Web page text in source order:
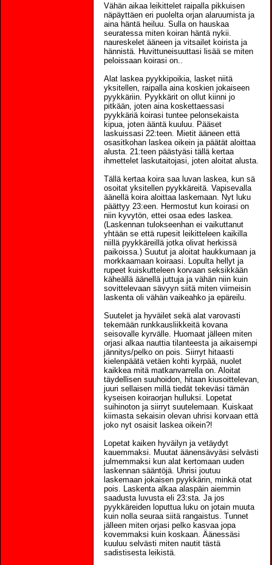
Vähän aikaa leikittelet raipalla pikkuisen
näpäyttäen eri puolelta orjan alaruumista ja
aina häntä heiluu. Sulla on hauskaa
seuratessa miten koiran häntä nykii.
naureskelet ääneen ja vitsailet koirista ja
hännistä. Huvittuneisuuttasi lisää se miten
peloissaan koirasi on..
Alat laskea pyykkipoikia, lasket niitä
yksitellen, raipalla aina koskien jokaiseen
pyykkäriin. Pyykkärit on ollut kiinni jo
pitkään, joten aina koskettaessasi
pyykkäriä koirasi tuntee pelonsekaista
kipua, joten ääntä kuuluu. Pääset
laskuissasi 22:teen. Mietit ääneen että
osasitkohan laskea oikein ja päätät aloittaa
alusta. 21:teen päästyäsi tällä kertaa
ihmettelet laskutaitojasi, joten aloitat alusta.
Tällä kertaa koira saa luvan laskea, kun sä
osoitat yksitellen pyykkäreitä. Vapisevalla
äänellä koira aloittaa laskemaan. Nyt luku
päättyy 23:een. Hermostut kun koirasi on
niin kyvytön, ettei osaa edes laskea.
(Laskennan tulokseenhan ei vaikuttanut
yhtään se että rupesit leikitteleen kaikilla
niillä pyykkäreillä jotka olivat herkissä
paikoissa.) Suutut ja aloitat haukkumaan ja
morkkaamaan koiraasi. Lopulta hellyt ja
rupeet kuiskutteleen korvaan seksikkään
käheällä äänellä juttuja ja vähän niin kuin
sovittelevaan sävyyn siitä miten viimeisin
laskenta oli vähän vaikeahko ja epäreilu.
Suutelet ja hyväilet sekä alat varovasti
tekemään runkkausliikkeitä kovana
seisovalle kyrvälle. Huomaat jälleen miten
orjasi alkaa nauttia tilanteesta ja aikaisempi
jännitys/pelko on pois. Siirryt hitaasti
kielenpäätä vetäen kohti kyrpää, nuolet
kaikkea mitä matkanvarrella on. Aloitat
täydellisen suuhoidon, hitaan kiusoittelevan,
juuri sellaisen millä tiedät tekeväsi tämän
kyseisen koiraorjan hulluksi. Lopetat
suihinoton ja siirryt suutelemaan. Kuiskaat
kiimasta sekaisin olevan uhrisi korvaan että
joko nyt osaisit laskea oikein?!
Lopetat kaiken hyväilyn ja vetäydyt
kauemmaksi. Muutat äänensävyäsi selvästi
julmemmaksi kun alat kertomaan uuden
laskennan sääntöjä. Uhrisi joutuu
laskemaan jokaisen pyykkärin, minkä otat
pois. Laskenta alkaa alaspäin aiemmin
saadusta luvusta eli 23:sta. Ja jos
pyykkäreiden loputtua luku on jotain muuta
kuin nolla seuraa siitä rangaistus. Tunnet
jälleen miten orjasi pelko kasvaa jopa
kovemmaksi kuin koskaan. Äänessäsi
kuuluu selvästi miten nautit tästä
sadistisesta leikistä.